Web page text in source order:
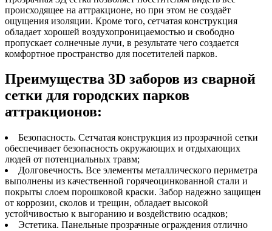
происходящее на аттракционе, но при этом не создаёт
ощущения изоляции. Кроме того, сетчатая конструкция
обладает хорошей воздухопроницаемостью и свободно
пропускает солнечные лучи, в результате чего создается
комфортное пространство для посетителей парков.
Преимущества 3D заборов из сварной
сетки для городских парков
аттракционов:
Безопасность. Сетчатая конструкция из прозрачной сетки
обеспечивает безопасность окружающих и отдыхающих
людей от потенциальных травм;
Долговечность. Все элементы металлического периметра
выполнены из качественной горячеоцинкованной стали и
покрыты слоем порошковой краски. Забор надежно защищен
от коррозии, сколов и трещин, обладает высокой
устойчивостью к выгоранию и воздействию осадков;
Эстетика. Панельные прозрачные ограждения отлично